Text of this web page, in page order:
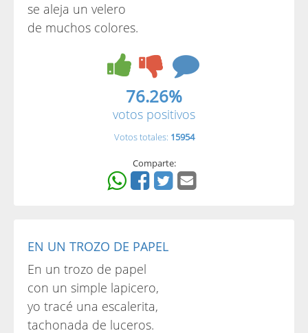
se aleja un velero
de muchos colores.
76.26%
votos positivos
Votos totales: 15954
Comparte:
EN UN TROZO DE PAPEL
En un trozo de papel
con un simple lapicero,
yo tracé una escalerita,
tachonada de luceros.